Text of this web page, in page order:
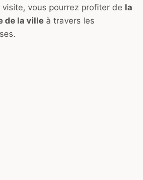
vous pourrez profiter de la
de la ville à travers les